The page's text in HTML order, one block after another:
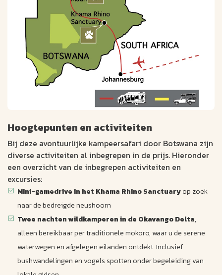
Hoogtepunten en activiteiten
Bij deze avontuurlijke kampeersafari door Botswana zijn
diverse activiteiten al inbegrepen in de prijs. Hieronder
een overzicht van de inbegrepen activiteiten en
excursies:
Mini-gamedrive in het Khama Rhino Sanctuaryop zoek
naar de bedreigde neushoorn
Twee nachten wildkamperen in de Okavango Delta,
alleen bereikbaar per traditionele mokoro, waar u de serene
waterwegen en afgelegen eilanden ontdekt. Inclusief
bushwandelingen en vogels spotten onder begeleiding van